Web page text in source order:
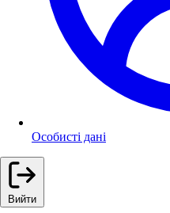
Особисті дані
Вийти